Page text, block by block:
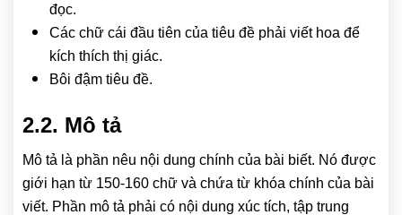
đọc.
Các chữ cái đầu tiên của tiêu đề phải viết hoa để
kích thích thị giác.
Bôi đậm tiêu đề.
2.2. Mô tả
Mô tả là phần nêu nội dung chính của bài biết. Nó được
giới hạn từ 150-160 chữ và chứa từ khóa chính của bài
viết. Phần mô tả phải có nội dung xúc tích, tập trung